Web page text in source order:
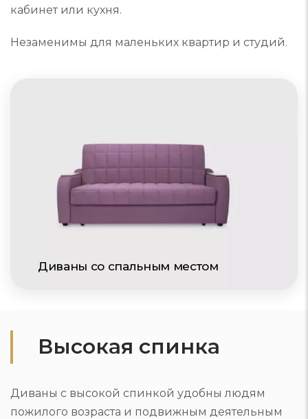
Диваны со спальным местом
кабинет или кухня.
Незаменимы для маленьких квартир и студий.
Высокая спинка
Диваны с высокой спинкой удобны людям
пожилого возраста и подвижным деятельным